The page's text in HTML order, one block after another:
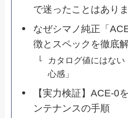
で迷ったことはあり
なぜシマノ純正「
徴とスペックを徹底
カタログ値にはな
心感」
【実力検証】ACE-0
ンテナンスの手順